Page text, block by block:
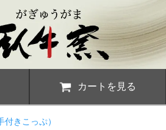
カートを見る
きこっぷ）